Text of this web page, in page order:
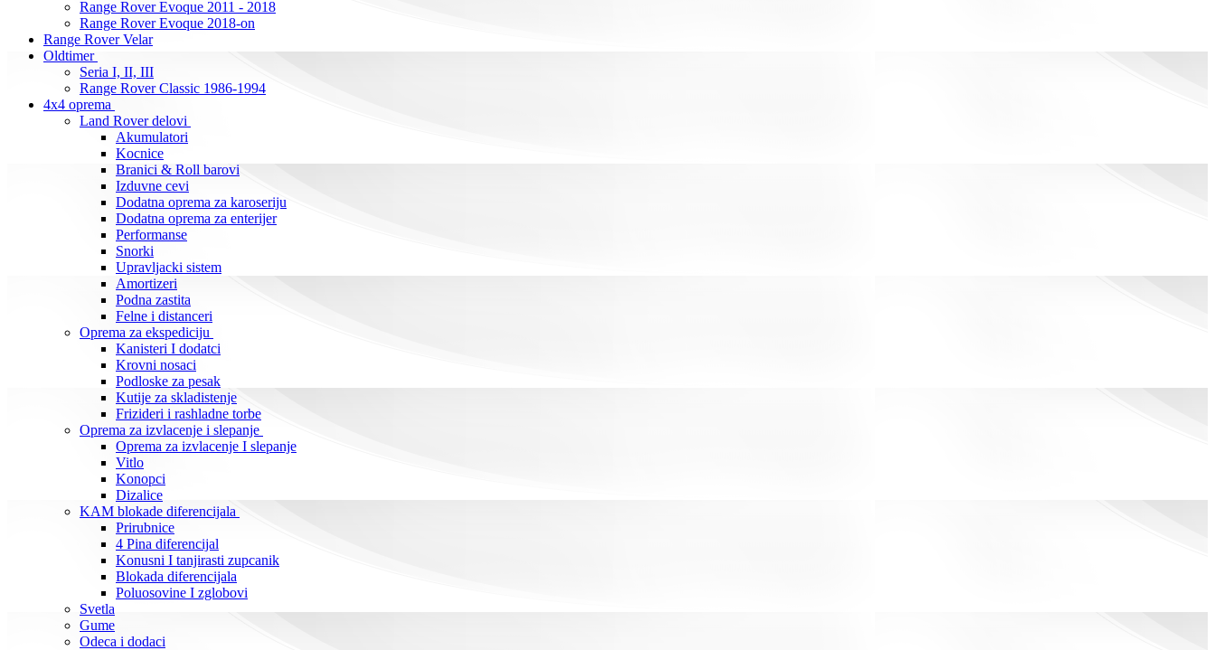
Range Rover Evoque 2011 - 2018
Range Rover Evoque 2018-on
Range Rover Velar
Oldtimer
Seria I, II, III
Range Rover Classic 1986-1994
4x4 oprema
Land Rover delovi
Akumulatori
Kocnice
Branici & Roll barovi
Izduvne cevi
Dodatna oprema za karoseriju
Dodatna oprema za enterijer
Performanse
Snorki
Upravljacki sistem
Amortizeri
Podna zastita
Felne i distanceri
Oprema za ekspediciju
Kanisteri I dodatci
Krovni nosaci
Podloske za pesak
Kutije za skladistenje
Frizideri i rashladne torbe
Oprema za izvlacenje i slepanje
Oprema za izvlacenje I slepanje
Vitlo
Konopci
Dizalice
KAM blokade diferencijala
Prirubnice
4 Pina diferencijal
Konusni I tanjirasti zupcanik
Blokada diferencijala
Poluosovine I zglobovi
Svetla
Gume
Odeca i dodaci